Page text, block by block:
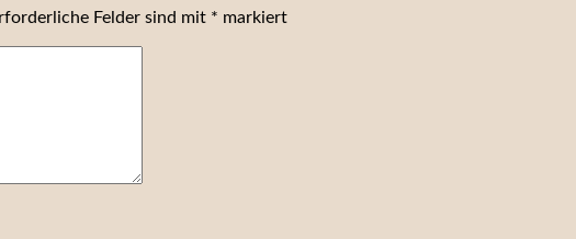
Felder sind mit * markiert